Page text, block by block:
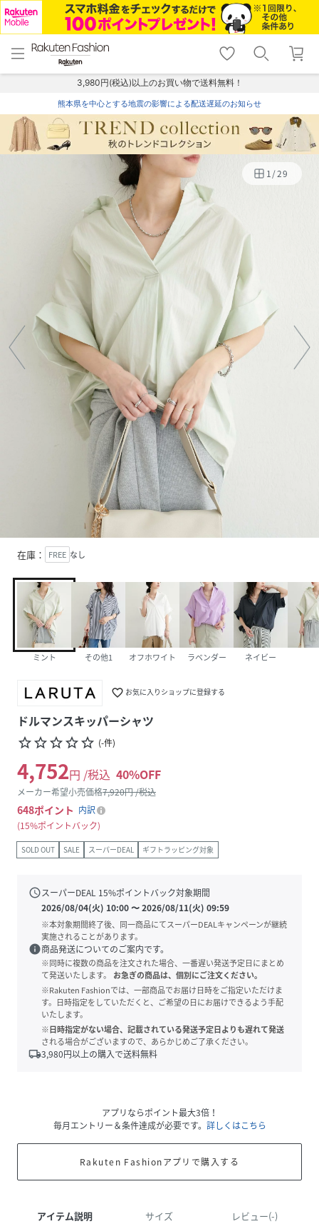
menu home
トップ
shopping_cart lock_outline
ログイン
3,980円(税込)以上のお買い物で送料無料！
熊本県を中心とする地震の影響による配送遅延のお知らせ
1/29
在庫： FREE なし
ミント その他1 オフホワイト ラベンダー ネイビー
favorite_border お気に入りショップに登録する
ドルマンスキッパーシャツ
star_borderstar_borderstar_borderstar_borderstar_border (-件)
4,752円 /税込 40%OFF
メーカー希望小売価格7,920円 /税込
648ポイント 内訳
15%ポイントバック
SOLD OUT SALE スーパーDEAL ギフトラッピング対象
scheduleスーパーDEAL 15%ポイントバック対象期間
2026/08/04(火) 10:00〜2026/08/11(火) 09:59
※本対象期間終了後、同一商品にてスーパーDEALキャンペーンが継続
実施されることがあります。
info商品発送についてのご案内です。
※同時に複数の商品を注文された場合、一番遅い発送予定日にまとめ
て発送いたします。
お急ぎの商品は、個別にご注文ください。
※Rakuten Fashionでは、一部商品でお届け日時をご指定いただけま
す。日時指定をしていただくと、ご希望の日にお届けできるよう手配
いたします。
※日時指定がない場合、記載されている発送予定日よりも遅れて発送
される場合がございますので、あらかじめご了承ください。
local_shipping3,980円以上の購入で送料無料
アプリならポイント最大3倍！
毎月エントリー＆条件達成が必要です。 詳しくはこちら
Rakuten Fashionアプリで購入する
アイテム説明 サイズ レビュー(-)